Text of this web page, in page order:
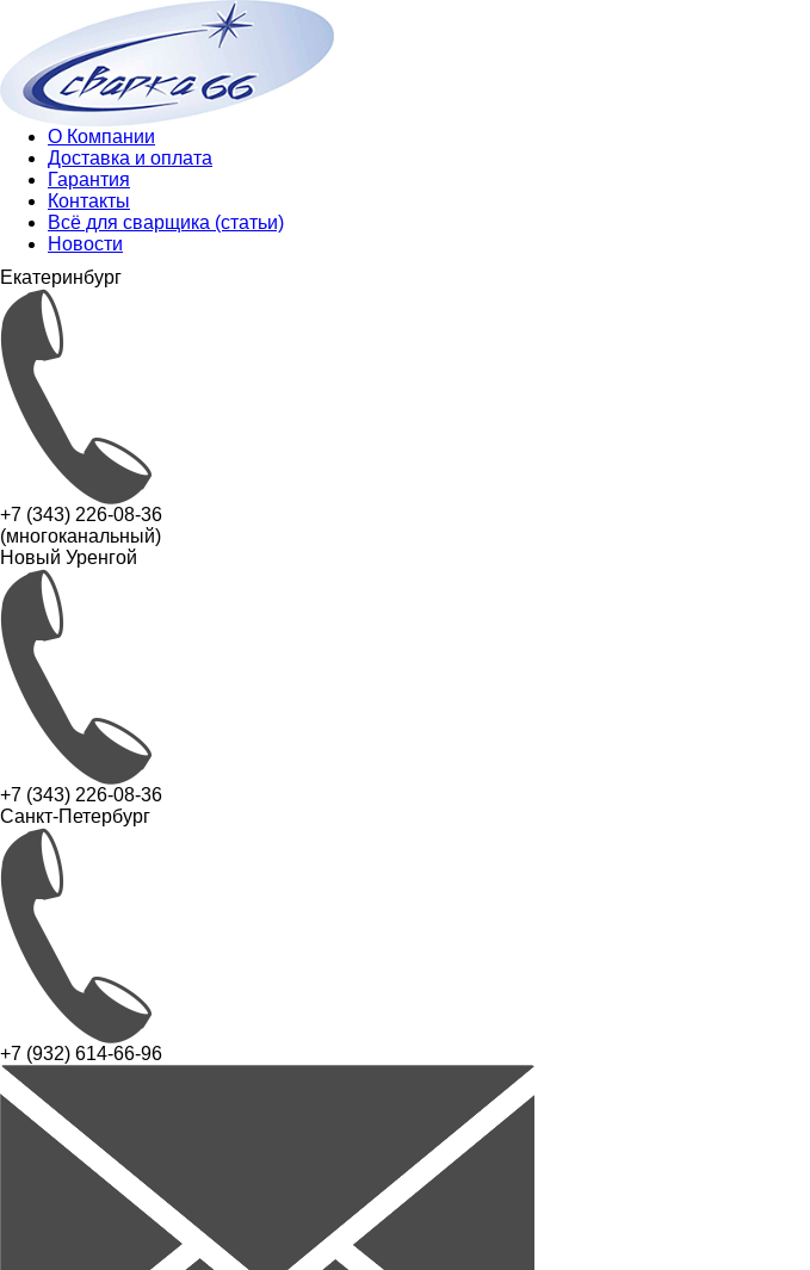
О Компании
Доставка и оплата
Гарантия
Контакты
Всё для сварщика (статьи)
Новости
Екатеринбург
+7 (343) 226-08-36
(многоканальный)
Новый Уренгой
+7 (343) 226-08-36
Санкт-Петербург
+7 (932) 614-66-96